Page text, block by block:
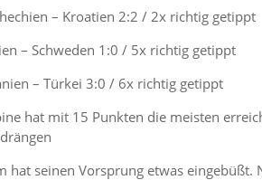
– Kroatien 2:2 / 2x richtig getippt
– Schweden 1:0 / 5x richtig getippt
– Türkei 3:0 / 6x richtig getippt
hat mit 15 Punkten die meisten
hat seinen Vorsprung etwas eingebüßt.